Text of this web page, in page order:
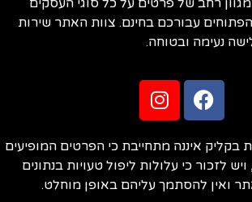
רחב של פרטים על כל סוגי העסקים
עבורכם בחינם. צוות האתר שירות
נעימה ובטוחה.
איננה מתחייבת כי הפרטים המופיעים
לזכור כי עלולות ליפול טעויות בנתונים
ואין להסתמך עליהם באופן מוחלט.